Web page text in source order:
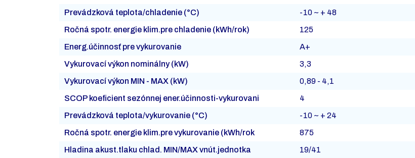
Prevádzková teplota/chladenie (°C)
-10 ~ + 48
Ročná spotr. energie klim.pre chladenie (kWh/rok)
125
Energ.účinnosť pre vykurovanie
A+
Vykurovací výkon nominálny (kW)
3,3
Vykurovací výkon MIN - MAX (kW)
0,89 - 4,1
SCOP koeficient sezónnej ener.účinnosti-vykurovani
4
Prevádzková teplota/vykurovanie (°C)
-10 ~ + 24
Ročná spotr. energie klim.pre vykurovanie (kWh/rok
875
Hladina akust.tlaku chlad. MIN/MAX vnút.jednotka
19/41